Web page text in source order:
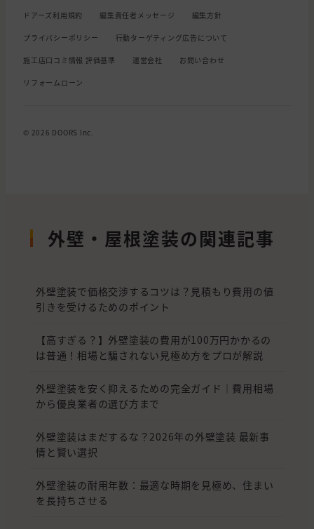
ドアーズ利用規約 編集責任者メッセージ 編集方針
プライバシーポリシー 行動ターゲティング広告について
施工店口コミ情報 評価基準 運営会社 お問い合わせ
リフォームローン
© 2026 DOORS Inc.
外壁・屋根塗装の関連記事
外壁塗装で価格交渉するコツは？見積もり費用の値
引きを受けるためのポイント
【高すぎる？】外壁塗装の費用が100万円かかるの
は普通！相場と騙されない見極め方をプロが解説
外壁塗装を安く抑えるための完全ガイド｜費用相場
から優良業者の選び方まで
外壁塗装はまだするな？2026年の外壁塗装 最新事
情と賢い選択
外壁塗装の耐用年数：最適な時期を見極め、住まい
を長持ちさせる